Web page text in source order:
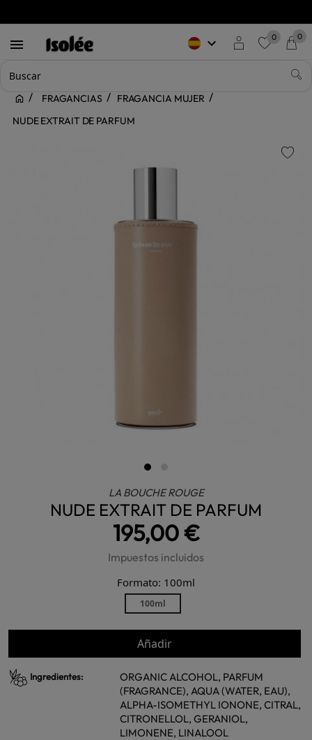
 keyboard_arrow_down 0 0
FRAGANCIAS
FRAGANCIA MUJER
NUDE EXTRAIT DE PARFUM
LA BOUCHE ROUGE
NUDE EXTRAIT DE PARFUM
195,00 €
Impuestos incluidos
Formato: 100ml
100ml
Añadir
Ingredientes:
ORGANIC ALCOHOL, PARFUM
(FRAGRANCE), AQUA (WATER, EAU),
ALPHA-ISOMETHYL IONONE, CITRAL,
CITRONELLOL, GERANIOL,
LIMONENE, LINALOOL